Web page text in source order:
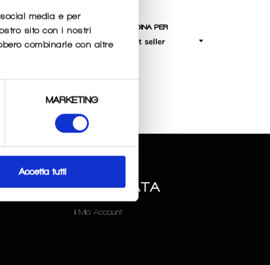
media e per
sito con i nostri
combinarle con altre
MARKETING
Accetta tutti
ORDINA PER
RISERVATA
Il Mio Account